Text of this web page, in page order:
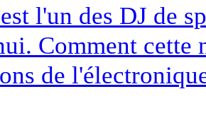
l'un des DJ de
Comment cette
de